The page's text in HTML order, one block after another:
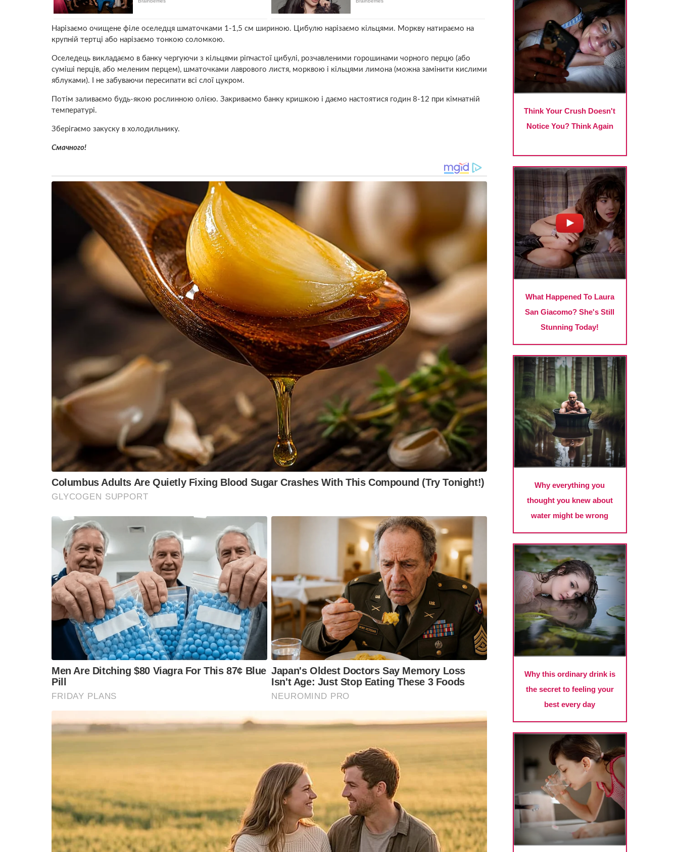
Нарізаємо очищене філе оселедця шматочками 1-1,5 см шириною. Цибулю нарізаємо кільцями. Моркву натираємо на
крупній тертці або нарізаємо тонкою соломкою.
Оселедець викладаємо в банку чергуючи з кільцями ріпчастої цибулі, розчавленими горошинами чорного перцю (або
суміші перців, або меленим перцем), шматочками лаврового листя, морквою і кільцями лимона (можна замінити кислими
яблуками). І не забуваючи пересипати всі слої цукром.
Потім заливаємо будь-якою рослинною олією. Закриваємо банку кришкою і даємо настоятися годин 8-12 при кімнатній
температурі.
Зберігаємо закуску в холодильнику.
Смачного!